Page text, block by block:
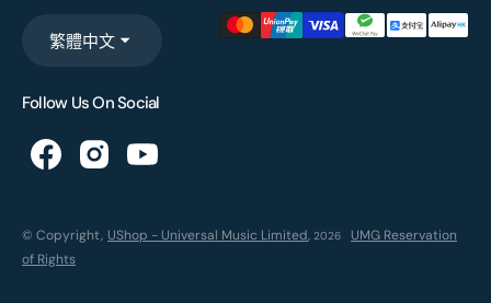
繁體中文
Follow Us On Social
© Copyright, UShop - Universal Music Limited, 2026
UMG Reservation
of Rights